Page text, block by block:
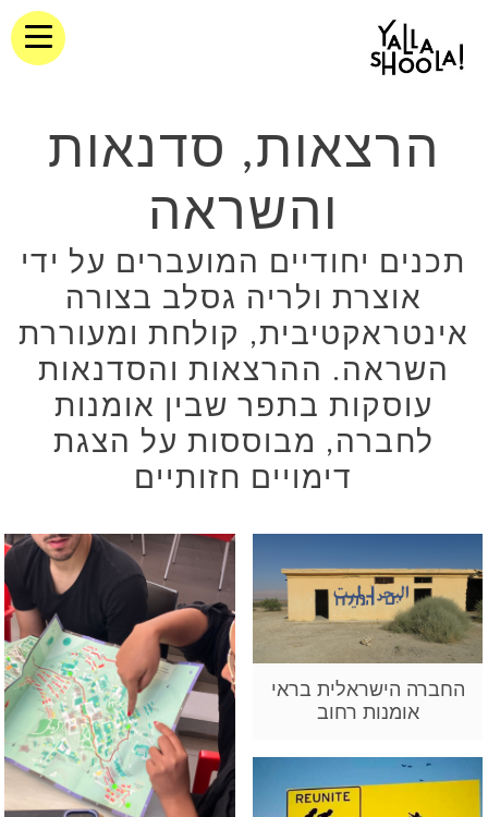
הרצאות, סדנאות
והשראה
תכנים יחודיים המועברים על ידי
אוצרת ולריה גסלב בצורה
אינטראקטיבית, קולחת ומעוררת
השראה. ההרצאות והסדנאות
עוסקות בתפר שבין אומנות
לחברה, מבוססות על הצגת
דימויים חזותיים
החברה הישראלית בראי
אומנות רחוב